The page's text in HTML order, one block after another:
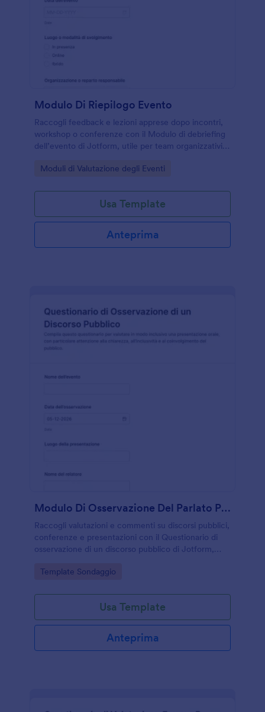
Modulo Di Riepilogo Evento
Raccogli feedback e lezioni apprese dopo incontri,
workshop o conferenze con il Modulo di debriefing
dell’evento di Jotform, utile per team organizzativi
risultati.
Go to Category:
Moduli di Valutazione degli Eventi
Usa Template
Anteprima
Modulo Di Osservazione Del Parlato Pubblico
Raccogli valutazioni e commenti su discorsi pubblici,
conferenze e presentazioni con il Questionario di
osservazione di un discorso pubblico di Jotform,
di eventi.
Go to Category:
Template Sondaggio
Usa Template
Anteprima